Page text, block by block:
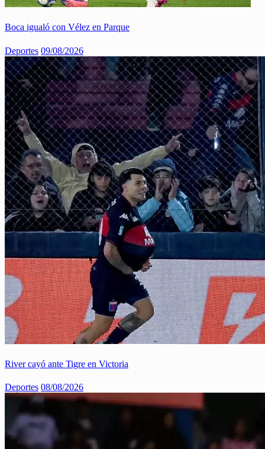
Boca igualó con Vélez en Parque
Deportes 09/08/2026
River cayó ante Tigre en Victoria
Deportes 08/08/2026